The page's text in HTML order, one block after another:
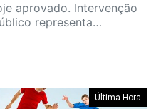
aprovado. Intervenção
representa…
Última Hora